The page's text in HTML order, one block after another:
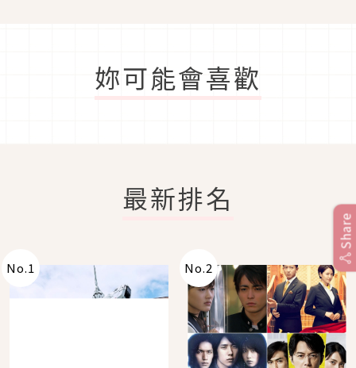
妳可能會喜歡
最新排名
No.1 No.2
Share